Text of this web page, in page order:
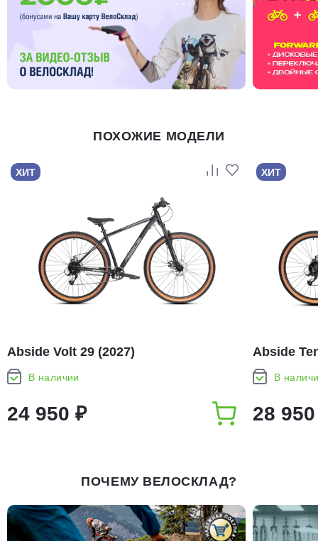
ПОХОЖИЕ МОДЕЛИ
ХИТ
Abside Volt 29 (2027)
В наличии
24 950 ₽
ХИТ
Abside
В
28
ПОЧЕМУ ВЕЛОСКЛАД?